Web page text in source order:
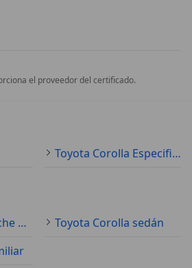
el proveedor del certificado.
Toyota Corolla Especificaciones técnicas
Toyota Corolla coche pequeño
Toyota Corolla sedán